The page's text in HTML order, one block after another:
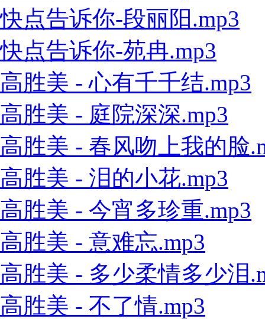
快点告诉你-段丽阳.mp3
快点告诉你-苑冉.mp3
高胜美 - 心有千千结.mp3
高胜美 - 庭院深深.mp3
高胜美 - 春风吻上我的脸
高胜美 - 泪的小花.mp3
高胜美 - 今宵多珍重.mp3
高胜美 - 意难忘.mp3
高胜美 - 多少柔情多少泪
高胜美 - 不了情.mp3